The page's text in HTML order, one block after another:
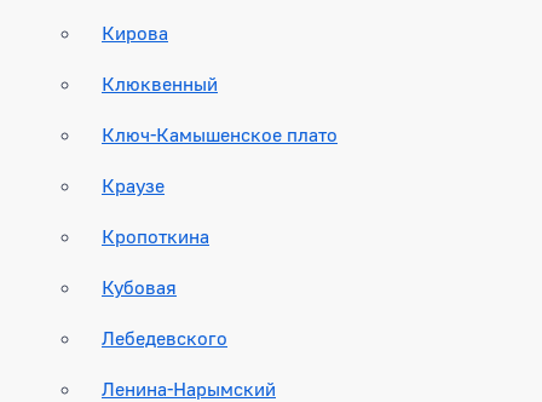
Кирова
Клюквенный
Ключ-Камышенское плато
Краузе
Кропоткина
Кубовая
Лебедевского
Ленина-Нарымский